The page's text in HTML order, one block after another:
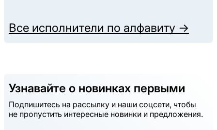
Все исполнители по алфавиту →
Узнавайте о новинках первыми
Подпишитесь на рассылку и наши соцсети, чтобы
не пропустить интересные новинки и предложения.